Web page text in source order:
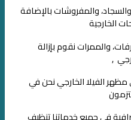
والسجاد، والمفروشاتبالإضافة
الخارجية
والممراتنقوم بإزالة
,
مظهر الفيلا الخارجينحن في